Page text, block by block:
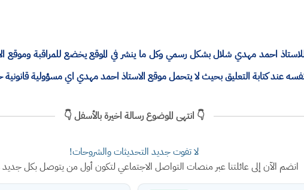
للاستاذ احمد مهدي شلال بشكل رسمي وكل ما ينشر في الموقع يخضع للمراقبة
كتابة التعليق بحيث لا يتحمل موقع الاستاذ احمد مهدي اي مسؤولية
👇 انتهى الموضوع رسالة اخيرة بالأسفل 👇
لا تفوت جديد التحديثات والشروحات!
انضم الآن إلى عائلتنا عبر منصات التواصل الاجتماعي لتكون أول من يتوصل بكل